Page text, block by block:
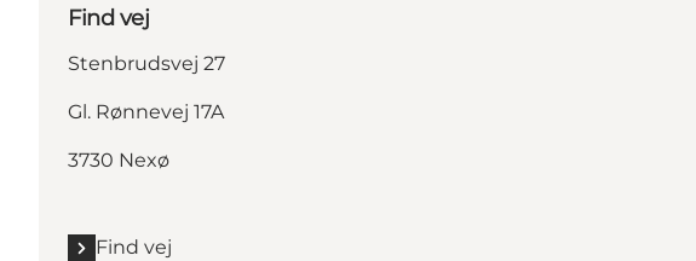
Find vej
Stenbrudsvej 27
Gl. Rønnevej 17A
3730 Nexø
Find vej